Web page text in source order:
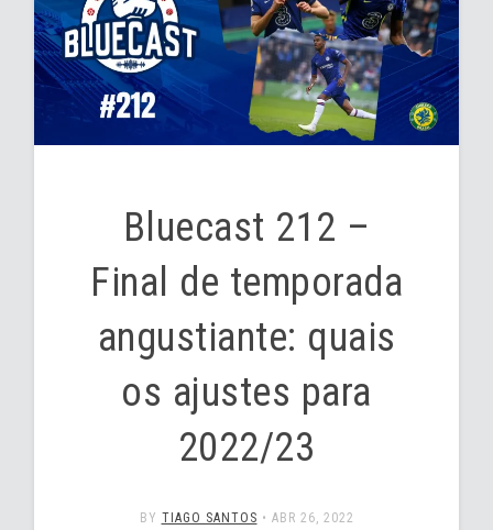
Bluecast 212 –
Final de temporada
angustiante: quais
os ajustes para
2022/23
BY TIAGO SANTOS • ABR 26, 2022